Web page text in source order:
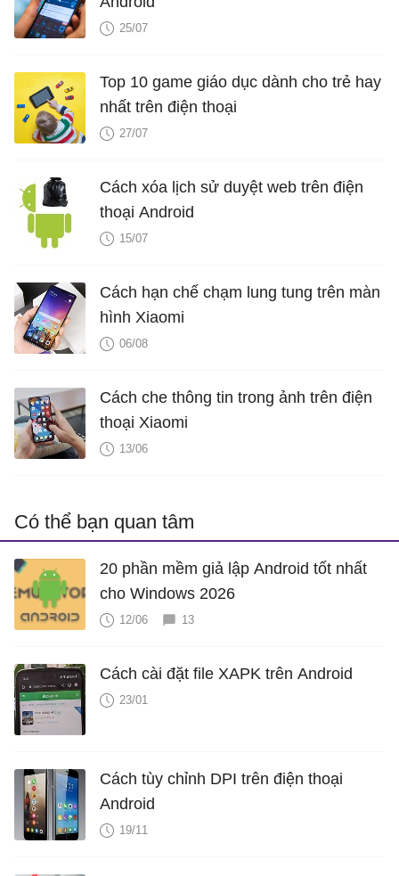
25/07
Top 10 game giáo dục dành cho trẻ hay
nhất trên điện thoại
27/07
Cách xóa lịch sử duyệt web trên điện
thoại Android
15/07
Cách hạn chế chạm lung tung trên màn
hình Xiaomi
06/08
Cách che thông tin trong ảnh trên điện
thoại Xiaomi
13/06
Có thể bạn quan tâm
20 phần mềm giả lập Android tốt nhất
cho Windows 2026
12/06 13
Cách cài đặt file XAPK trên Android
23/01
Cách tùy chỉnh DPI trên điện thoại
Android
19/11